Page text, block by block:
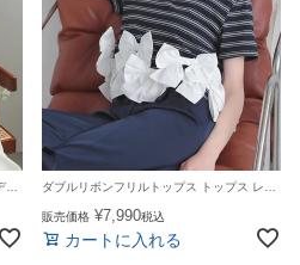
販売価格 ¥7,990税込
カートに入れる